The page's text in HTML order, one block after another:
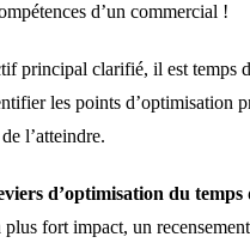
d’un commercial !
principal clarifié, il est temps
les points d’optimisation
l’atteindre.
d’optimisation du temps
plus fort impact, un